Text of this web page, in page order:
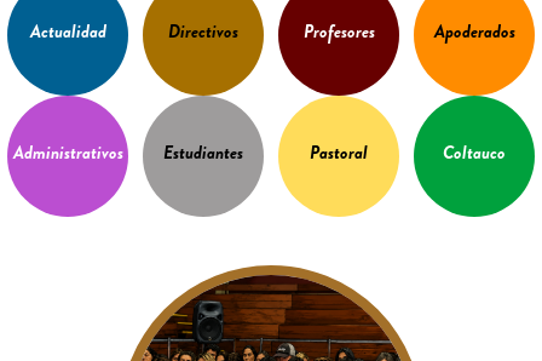
Actualidad Directivos Profesores Apoderados
Administrativos Estudiantes Pastoral Coltauco